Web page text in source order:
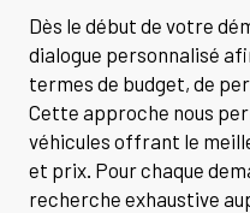
Dès le début de votre
dialogue personnalisé
termes de budget, de
Cette approche nous
véhicules offrant le
et prix. Pour chaque
recherche exhaustive